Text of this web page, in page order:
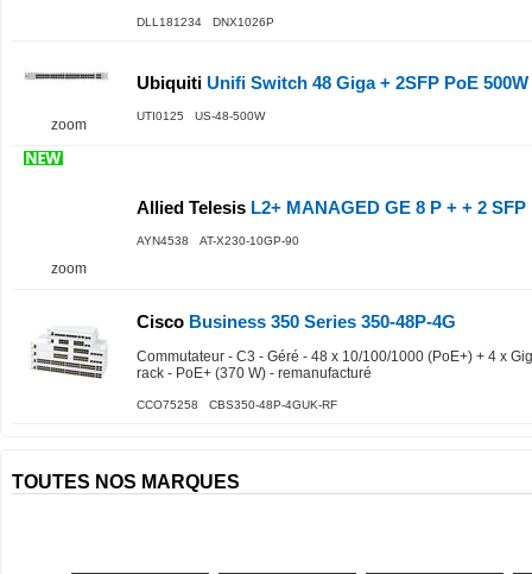
DLL181234 DNX1026P
zoom
Ubiquiti Unifi Switch 48 Giga + 2SFP PoE
UTI0125 US-48-500W
zoom
Allied Telesis L2+ MANAGED GE 8 P + + 2 SFP
AYN4538 AT-X230-10GP-90
Cisco Business 350 Series 350-48P-4G
Commutateur - C3 - Géré - 48 x 10/100/1000 (PoE+) + 4 x
rack - PoE+ (370 W) - remanufacturé
CCO75258 CBS350-48P-4GUK-RF
TOUTES NOS MARQUES